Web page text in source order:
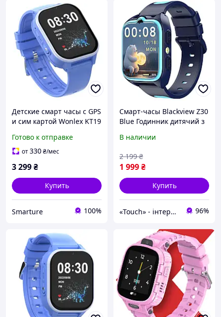
Детские смарт часы с GPS
и сим картой Wonlex KT19
термометром,видеопросл
ушкой, звонками
Готово к отправке
от330₴/мес
3 299₴
Купить
Smarture 100%
Смарт-часы Blackview Z30
Blue Годинник дитячий з
В наличии
1 999₴
2 199 ₴
Купить
«Touch» - інтернет-магазин електроніки та гаджетів 96%